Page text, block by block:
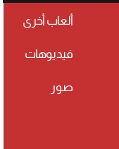
ألعاب أخرى
فيديوهات
صور